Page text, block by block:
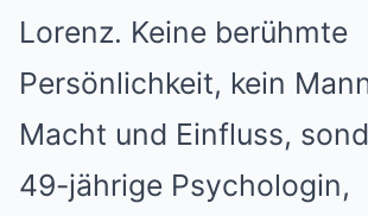
Lorenz. Keine berühmte
Persönlichkeit, kein
Macht und Einfluss,
49-jährige Psychologin,